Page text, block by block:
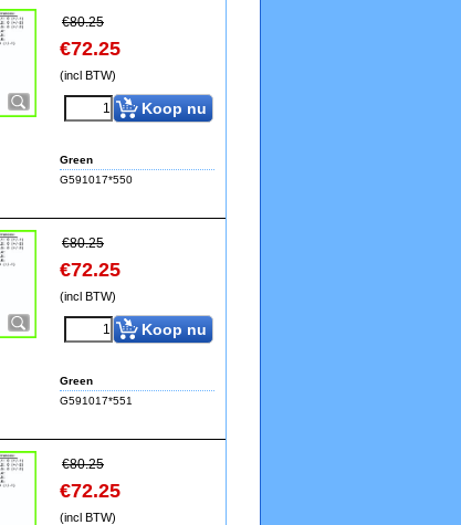
€80.25
€72.25
(incl BTW)
Koop nu
Green
G591017*550
€80.25
€72.25
(incl BTW)
Koop nu
Green
G591017*551
€80.25
€72.25
(incl BTW)